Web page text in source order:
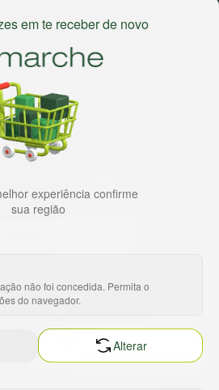
a preços competitivos, pra você
para seu dia a dia em um só
temos 31 lojas físicas na capital,
e interior de São Paulo. Vem ser
DE ALIMENTOS S.A
em te receber de novo
experiência confirme
sua região
não foi concedida. Permita o
do navegador.
Alterar